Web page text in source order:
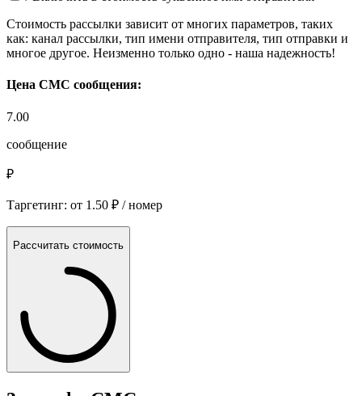
Стоимость рассылки зависит от многих параметров, таких
как: канал рассылки, тип имени отправителя, тип отправки и
многое другое. Неизменно только одно - наша надежность!
Цена СМС сообщения:
7.00
сообщение
₽
Таргетинг: от 1.50 ₽ / номер
Рассчитать стоимость